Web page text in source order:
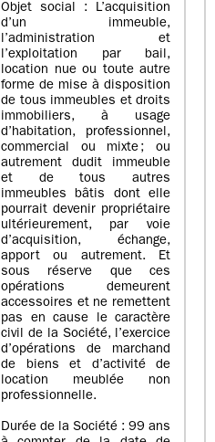
Objet social : L’acquisition
d’un immeuble,
l’administration et
l’exploitation par bail,
location nue ou toute autre
forme de mise à disposition
de tous immeubles et droits
immobiliers, à usage
d’habitation, professionnel,
commercial ou mixte ; ou
autrement dudit immeuble
et de tous autres
immeubles bâtis dont elle
pourrait devenir propriétaire
ultérieurement, par voie
d’acquisition, échange,
apport ou autrement. Et
sous réserve que ces
opérations demeurent
accessoires et ne remettent
pas en cause le caractère
civil de la Société, l’exercice
d’opérations de marchand
de biens et d’activité de
location meublée non
professionnelle.
Durée de la Société : 99 ans